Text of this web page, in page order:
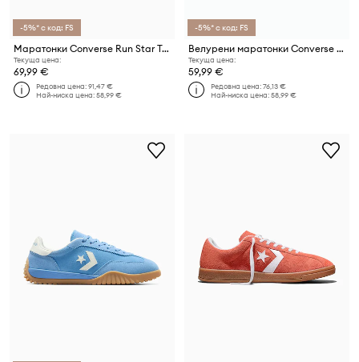
-5%* с код: FS
Маратонки Converse Run Star Trainer
Текуща цена:
69,99 €
Редовна цена:91,47 €
Най-ниска цена:58,99 €
-5%* с код: FS
Велурени маратонки Converse All Star Classic Trainer
Текуща цена:
59,99 €
Редовна цена:76,13 €
Най-ниска цена:58,99 €